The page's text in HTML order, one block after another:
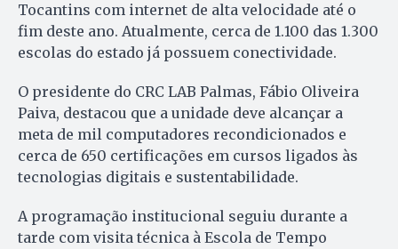
Tocantins com internet de alta velocidade até o
fim deste ano. Atualmente, cerca de 1.100 das 1.300
escolas do estado já possuem conectividade.
O presidente do CRC LAB Palmas, Fábio Oliveira
Paiva, destacou que a unidade deve alcançar a
meta de mil computadores recondicionados e
cerca de 650 certificações em cursos ligados às
tecnologias digitais e sustentabilidade.
A programação institucional seguiu durante a
tarde com visita técnica à Escola de Tempo